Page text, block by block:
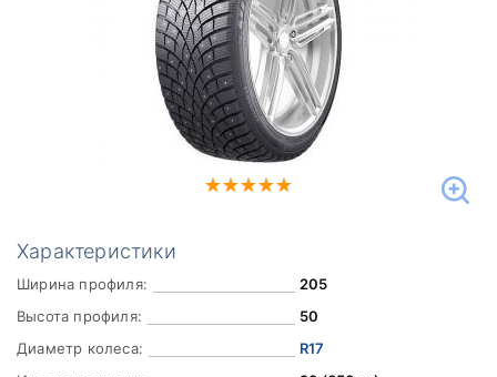
Характеристики
Ширина профиля:
205
Высота профиля:
50
Диаметр колеса:
R17